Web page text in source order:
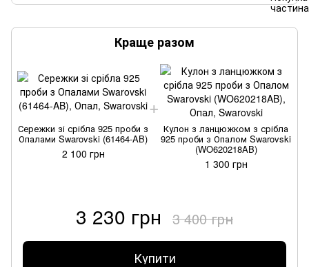
Краще разом
Сережки зі срібла 925 проби з
Опалами Swarovski (61464-AB)
2 100 грн
Кулон з ланцюжком з срібла
925 проби з Опалом Swarovski
(WO620218AB)
1 300 грн
3 230 грн 3 400 грн
Купити